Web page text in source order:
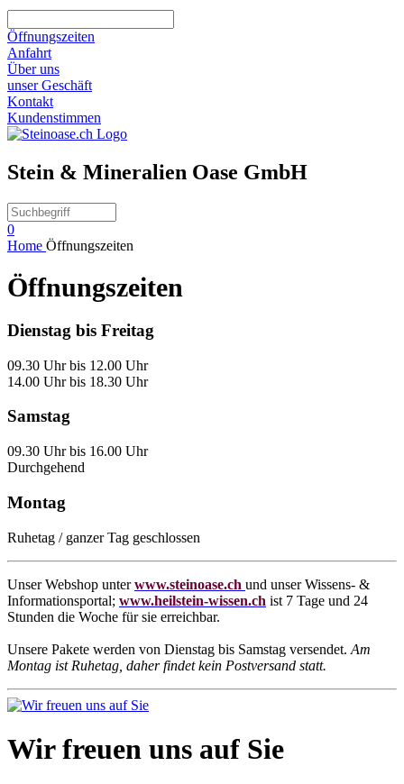
Öffnungszeiten
Anfahrt
Über uns
unser Geschäft
Kontakt
Kundenstimmen
Stein & Mineralien Oase GmbH
0
Home Öffnungszeiten
Öffnungszeiten
Dienstag bis Freitag
09.30 Uhr bis 12.00 Uhr
14.00 Uhr bis 18.30 Uhr
Samstag
09.30 Uhr bis 16.00 Uhr
Durchgehend
Montag
Ruhetag / ganzer Tag geschlossen
Unser Webshop unterwww.steinoase.ch und unser Wissens- &
Informationsportal; www.heilstein-wissen.ch ist 7 Tage und 24
Stunden die Woche für sie erreichbar.
Unsere Pakete werden von Dienstag bis Samstag versendet. Am
Montag ist Ruhetag, daher findet kein Postversand statt.
Wir freuen uns auf Sie